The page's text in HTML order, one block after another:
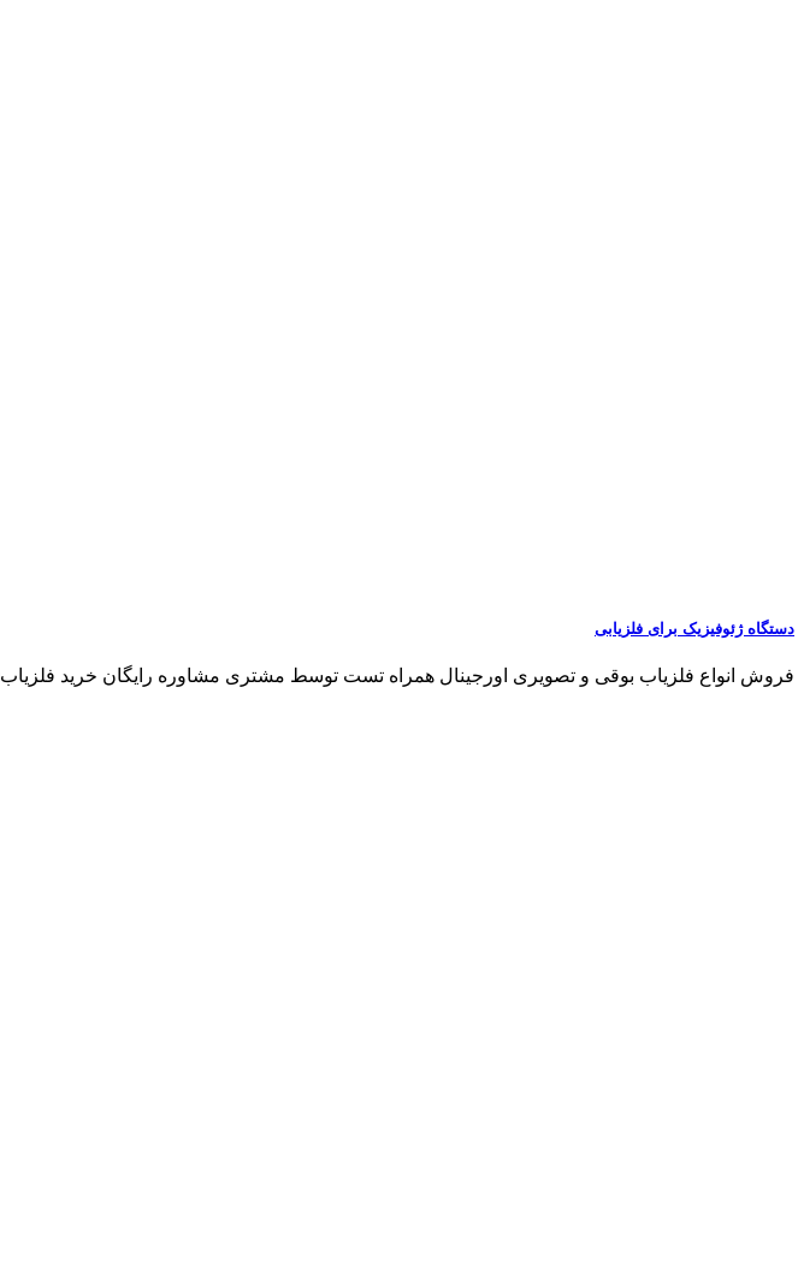
دستگاه ژئوفیزیک برای فلزیابی
فروش انواع فلزیاب بوقی و تصویری اورجینال همراه تست توسط مشتری مشاوره رایگان خرید فلزیاب09102191330